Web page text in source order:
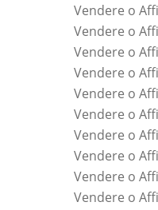
Vendere o
Vendere o
Vendere o
Vendere o